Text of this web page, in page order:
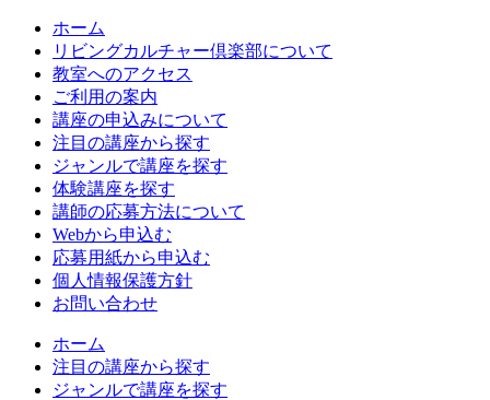
ホーム
リビングカルチャー倶楽部について
教室へのアクセス
ご利用の案内
講座の申込みについて
注目の講座から探す
ジャンルで講座を探す
体験講座を探す
講師の応募方法について
Webから申込む
応募用紙から申込む
個人情報保護方針
お問い合わせ
ホーム
注目の講座から探す
ジャンルで講座を探す